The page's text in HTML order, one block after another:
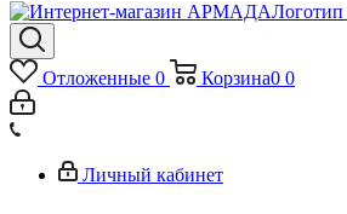
Отложенные 0 Корзина0 0
Личный кабинет